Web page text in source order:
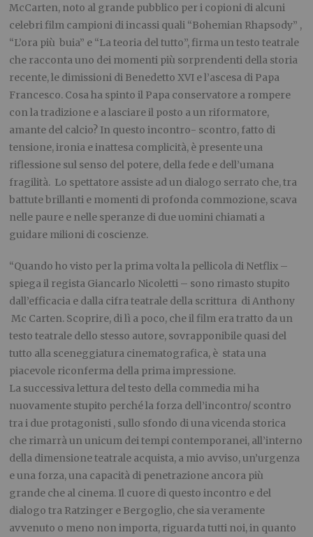
McCarten, noto al grande pubblico per i copioni di alcuni
celebri film campioni di incassi quali “Bohemian Rhapsody” ,
“L’ora più buia” e “La teoria del tutto”, firma un testo teatrale
che racconta uno dei momenti più sorprendenti della storia
recente, le dimissioni di Benedetto XVI e l’ascesa di Papa
Francesco. Cosa ha spinto il Papa conservatore a rompere
con la tradizione e a lasciare il posto a un riformatore,
amante del calcio? In questo incontro- scontro, fatto di
tensione, ironia e inattesa complicità, è presente una
riflessione sul senso del potere, della fede e dell’umana
fragilità. Lo spettatore assiste ad un dialogo serrato che, tra
battute brillanti e momenti di profonda commozione, scava
nelle paure e nelle speranze di due uomini chiamati a
guidare milioni di coscienze.
“Quando ho visto per la prima volta la pellicola di Netflix –
spiega il regista Giancarlo Nicoletti – sono rimasto stupito
dall’efficacia e dalla cifra teatrale della scrittura di Anthony
Mc Carten. Scoprire, di lì a poco, che il film era tratto da un
testo teatrale dello stesso autore, sovrapponibile quasi del
tutto alla sceneggiatura cinematografica, è stata una
piacevole riconferma della prima impressione.
La successiva lettura del testo della commedia mi ha
nuovamente stupito perché la forza dell’incontro/ scontro
tra i due protagonisti , sullo sfondo di una vicenda storica
che rimarrà un unicum dei tempi contemporanei, all’interno
della dimensione teatrale acquista, a mio avviso, un’urgenza
e una forza, una capacità di penetrazione ancora più
grande che al cinema. Il cuore di questo incontro e del
dialogo tra Ratzinger e Bergoglio, che sia veramente
avvenuto o meno non importa, riguarda tutti noi, in quanto